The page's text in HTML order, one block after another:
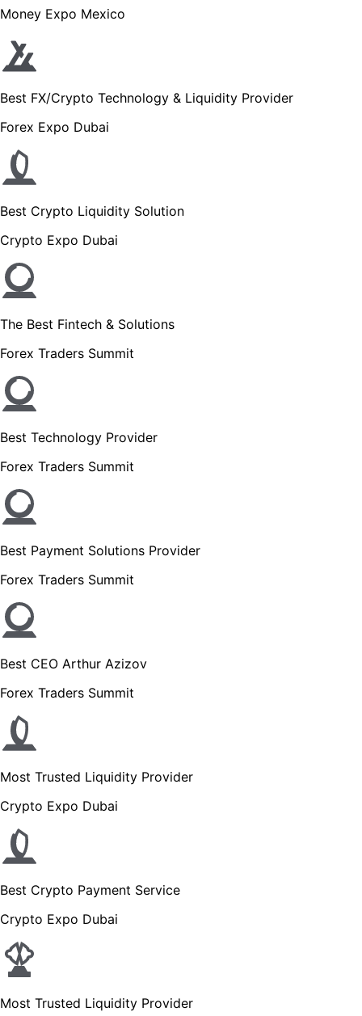
Money Expo Mexico
Best FX/Crypto Technology & Liquidity Provider
Forex Expo Dubai
Best Crypto Liquidity Solution
Crypto Expo Dubai
The Best Fintech & Solutions
Forex Traders Summit
Best Technology Provider
Forex Traders Summit
Best Payment Solutions Provider
Forex Traders Summit
Best CEO Arthur Azizov
Forex Traders Summit
Most Trusted Liquidity Provider
Crypto Expo Dubai
Best Crypto Payment Service
Crypto Expo Dubai
Most Trusted Liquidity Provider